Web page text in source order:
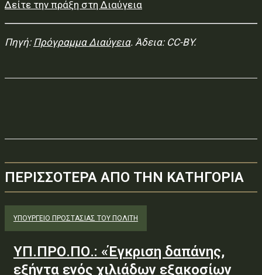
Δείτε την πράξη στη Διαύγεια
Πηγή: Πρόγραμμα Διαύγεια. Άδεια: CC-BY.
ΠΕΡΙΣΣΟΤΕΡΑ ΑΠΟ ΤΗΝ ΚΑΤΗΓΟΡΙΑ
ΥΠΟΥΡΓΕΊΟ ΠΡΟΣΤΑΣΊΑΣ ΤΟΥ ΠΟΛΊΤΗ
ΥΠ.ΠΡΟ.ΠΟ.: «Έγκριση δαπάνης,
εξήντα ενός χιλιάδων εξακοσίων